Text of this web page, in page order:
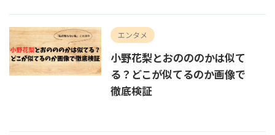
エンタメ
小野花梨とおのののかは似て
る？どこが似てるのか画像で
徹底検証